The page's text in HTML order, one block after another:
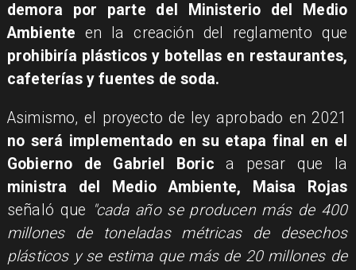
demora por parte del Ministerio del Medio
Ambiente en la creación del reglamento que
prohibiría plásticos y botellas en restaurantes,
cafeterías y fuentes de soda.
Asimismo, el proyecto de ley aprobado en 2021
no será implementado en su etapa final en el
Gobierno de Gabriel Borica pesar que la
ministra del Medio Ambiente, Maisa Rojas
señaló que "cada año se producen más de 400
millones de toneladas métricas de desechos
plásticos y se estima que más de 20 millones de